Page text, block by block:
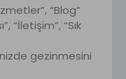
“Blog”
“İletişim”, “Sık
gezinmesini